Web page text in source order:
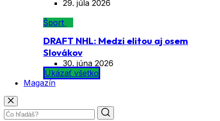
29. júla 2026
Šport
DRAFT NHL: Medzi elitou aj osem
Slovákov
30. júna 2026
Ukázať všetko
Magazín